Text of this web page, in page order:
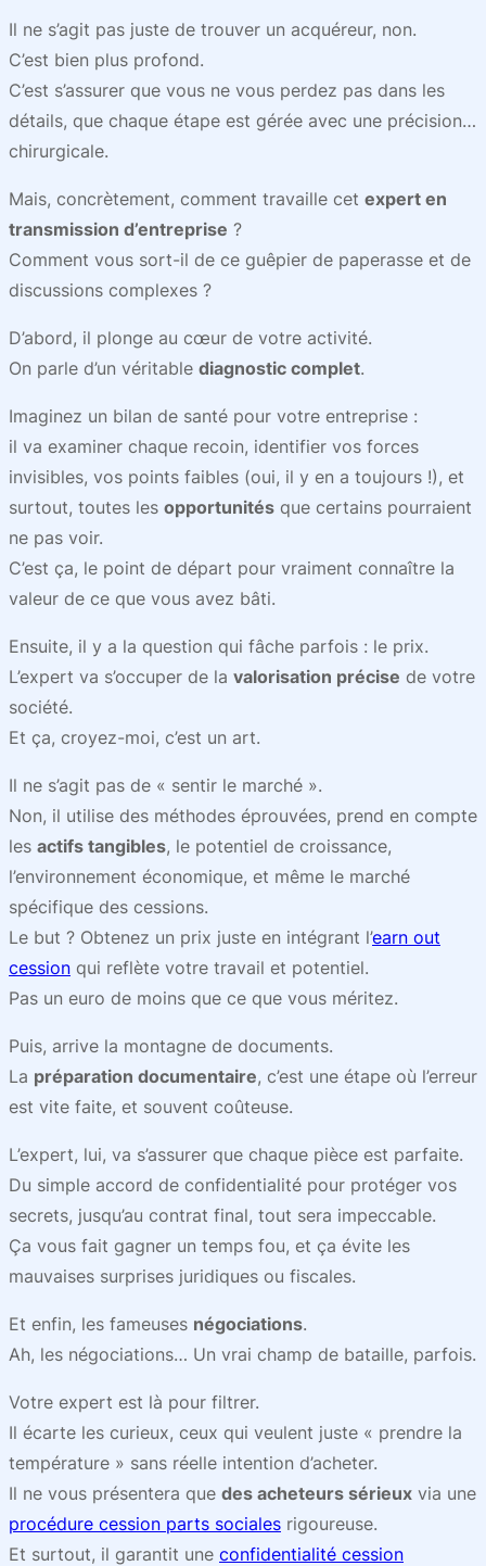
Il ne s’agit pas juste de trouver un acquéreur, non.
C’est bien plus profond.
C’est s’assurer que vous ne vous perdez pas dans les
détails, que chaque étape est gérée avec une précision…
chirurgicale.
Mais, concrètement, comment travaille cet expert en
transmission d’entreprise ?
Comment vous sort-il de ce guêpier de paperasse et de
discussions complexes ?
D’abord, il plonge au cœur de votre activité.
On parle d’un véritable diagnostic complet.
Imaginez un bilan de santé pour votre entreprise :
il va examiner chaque recoin, identifier vos forces
invisibles, vos points faibles (oui, il y en a toujours !), et
surtout, toutes les opportunités que certains pourraient
ne pas voir.
C’est ça, le point de départ pour vraiment connaître la
valeur de ce que vous avez bâti.
Ensuite, il y a la question qui fâche parfois : le prix.
L’expert va s’occuper de la valorisation précise de votre
société.
Et ça, croyez-moi, c’est un art.
Il ne s’agit pas de « sentir le marché ».
Non, il utilise des méthodes éprouvées, prend en compte
les actifs tangibles, le potentiel de croissance,
l’environnement économique, et même le marché
spécifique des cessions.
Le but ? Obtenez un prix juste en intégrant l’earn out
cession qui reflète votre travail et potentiel.
Pas un euro de moins que ce que vous méritez.
Puis, arrive la montagne de documents.
La préparation documentaire, c’est une étape où l’erreur
est vite faite, et souvent coûteuse.
L’expert, lui, va s’assurer que chaque pièce est parfaite.
Du simple accord de confidentialité pour protéger vos
secrets, jusqu’au contrat final, tout sera impeccable.
Ça vous fait gagner un temps fou, et ça évite les
mauvaises surprises juridiques ou fiscales.
Et enfin, les fameuses négociations.
Ah, les négociations… Un vrai champ de bataille, parfois.
Votre expert est là pour filtrer.
Il écarte les curieux, ceux qui veulent juste « prendre la
température » sans réelle intention d’acheter.
Il ne vous présentera que des acheteurs sérieux via une
procédure cession parts sociales rigoureuse.
Et surtout, il garantit une confidentialité cession